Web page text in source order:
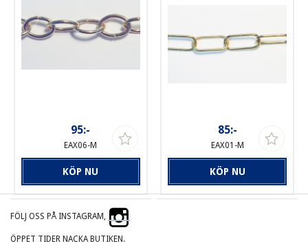
95:-
EAX06-M
KÖP NU
85:-
EAX01-M
KÖP NU
FÖLJ OSS PÅ INSTAGRAM,
ÖPPET TIDER NACKA BUTIKEN.